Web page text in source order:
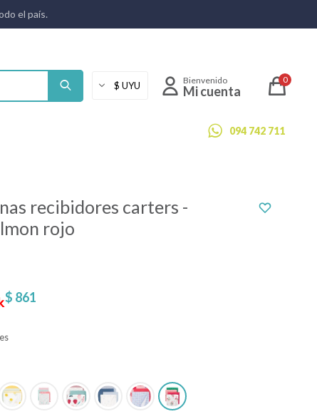
el país.
094 742 711
0
recibidores carters -
rojo
$ 861